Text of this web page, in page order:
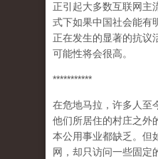
正引起大多数互联网主
式下如果中国社会能有
正在发生的显著的抗议
可能性将会很高。
***********
在危地马拉，许多人至
他们所居住的村庄之外
本公用事业都缺乏。但
网，却只访问一些固定